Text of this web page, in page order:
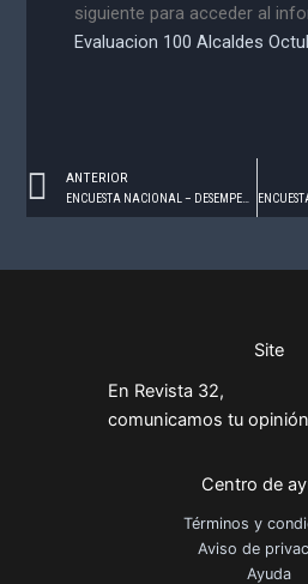
siguiente para acceder al
Evaluacion 100 Alcaldes
Prev
ANTERIOR
Site
En Revista 32,
comunicamos tu
Centro de
Términos y
Aviso de
Ayuda